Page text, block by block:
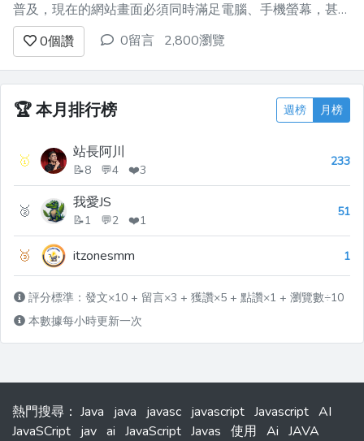
普及，現在的網站畫面必須同時滿足電腦、手機螢幕，甚至
是平板電腦的需求。 要如何做出能在各種寬度的螢幕都 OK
的網頁呢？ 聰明的設計師們發明了一種稱為「Responsive
Web Design」的畫面設計方法。 實作起來非...
0個讚 0留言 2,800瀏覽
🏆本月排行榜 週榜 月榜
🥇 站長阿川
📝8 💬4 ❤️3
233
🥈 我愛JS
📝1 💬2 ❤️1
51
🥉 itzonesmm 1
評分標準：發文×10 + 留言×3 + 獲讚×5 + 點讚×1 + 瀏覽數÷10
本數據每小時更新一次
熱門搜尋 ： Java java javasc javascript Javascript AI
JavaSCript jav ai JavaScript Javas 使用 Ai JAVA